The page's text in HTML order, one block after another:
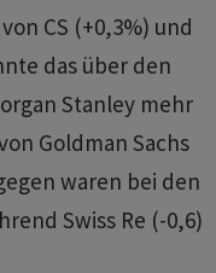
CS (+0,3%) und
das über den
Stanley mehr
Goldman Sachs
waren bei den
Swiss Re (-0,6)